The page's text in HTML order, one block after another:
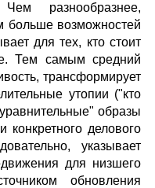
Чем разнообразнее,
больше возможностей
для тех, кто стоит
Тем самым средний
трансформирует
утопии ("кто
образы
делового
указывает
для низшего
обновления